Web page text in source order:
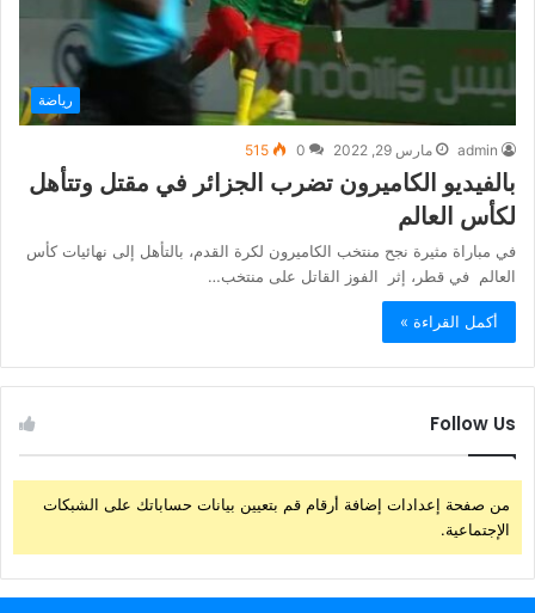
رياضة
admin مارس 29, 2022 0
515
بالفيديو الكاميرون تضرب الجزائر في مقتل وتتأهل
لكأس العالم
في مباراة مثيرة نجح منتخب الكاميرون لكرة القدم، بالتأهل إلى نهائيات كأس
العالم في قطر، إثر الفوز القاتل على منتخب…
أكمل القراءة »
Follow Us
من صفحة إعدادات إضافة أرقام قم بتعيين بيانات حساباتك على الشبكات
الإجتماعية.